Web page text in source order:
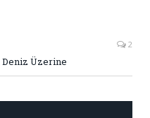
2
Deniz Üzerine